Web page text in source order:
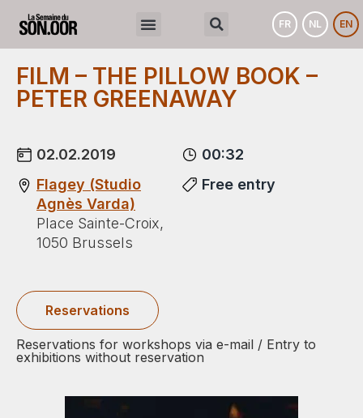
FR NL EN
FILM – THE PILLOW BOOK –
PETER GREENAWAY
02.02.2019
Flagey (Studio
Agnès Varda)
Place Sainte-Croix,
1050 Brussels
00:32
Free entry
Reservations
Reservations for workshops via e-mail / Entry to
exhibitions without reservation